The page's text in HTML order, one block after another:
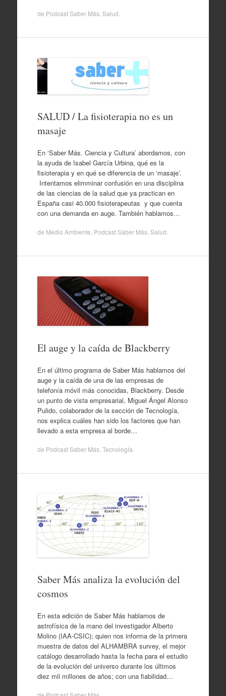
de Podcast Saber Más, Salud
SALUD / La fisioterapia no es un
masaje
En ‘Saber Más. Ciencia y Cultura’ abordamos, con
la ayuda de Isabel García Urbina, qué es la
fisioterapia y en qué se diferencia de un ‘masaje’.
Intentamos elimminar confusión en una disciplina
de las ciencias de la salud que ya practican en
España casi 40.000 fisioterapeutas y que cuenta
con una demanda en auge. También hablamos…
de Medio Ambiente Podcast Saber Más, Salud
El auge y la caída de Blackberry
En el último programa de Saber Más hablamos del
auge y la caída de una de las empresas de
telefonía móvil más conocidas, Blackberry. Desde
un punto de vista empresarial, Miguel Ángel Alonso
Pulido, colaborador de la sección de Tecnología,
nos explica cuáles han sido los factores que han
llevado a esta empresa al borde…
de Podcast Saber Más, Tecnología
Saber Más analiza la evolución del
cosmos
En esta edición de Saber Más hablamos de
astrofísica de la mano del investigador Alberto
Molino (IAA-CSIC); quien nos informa de la primera
muestra de datos del ALHAMBRA survey, el mejor
catálogo desarrollado hasta la fecha para el estudio
de la evolución del universo durante los últimos
diez mil millones de años; con una fiabilidad…